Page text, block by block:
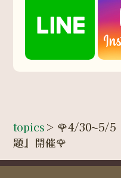
topics > 🌹4/30〜5/5
題』開催🌹